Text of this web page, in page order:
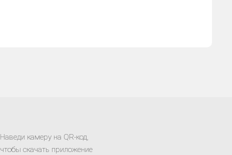
Наведи камеру на QR-код,
чтобы скачать приложение